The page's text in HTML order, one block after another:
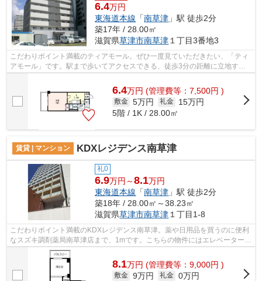
6.4万円
東海道本線 「南草津 」駅 徒歩2分
築17年 / 28.00㎡
滋賀県草津市南草津１丁目3番地3
こだわりポイント満載のティアモール。ぜひ一度見ていただきたい、「ティ
アモール」です。駅まで歩いてアクセスできる、徒歩3分の距離に立地する
6.4万円 (管理費等：7,500円 )
敷金 5万円 礼金
15万円
5階 / 1K / 28.00㎡
賃貸 | マンション KDXレジデンス南草津
礼0
6.9万円～8.1万円
東海道本線 「南草津 」駅 徒歩2分
築18年 / 28.00㎡～38.23㎡
滋賀県草津市南草津１丁目1-8
こだわりポイント満載のKDXレジデンス南草津。薬や日用品を買うのに便利
なスズキ調剤薬局南草津店まで、1mです。こちらの物件にはエレベーターが
付いています。こちらの物件はマンショ...
8.1万円 (管理費等：9,000円 )
敷金 9万円 礼金 0万円